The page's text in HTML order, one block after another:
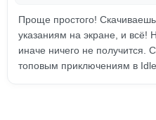
Проще простого!
указаниям на экране, и всё!
иначе ничего не получится.
топовым приключениям в